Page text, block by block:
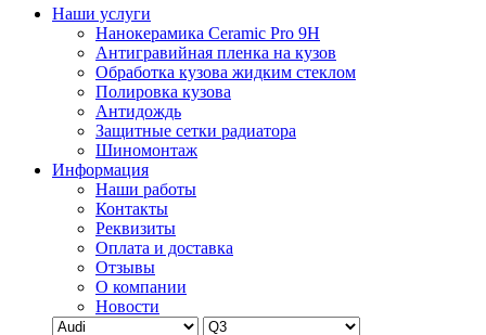
Наши услуги
Нанокерамика Ceramic Pro 9H
Антигравийная пленка на кузов
Обработка кузова жидким стеклом
Полировка кузова
Антидождь
Защитные сетки радиатора
Шиномонтаж
Информация
Наши работы
Контакты
Реквизиты
Оплата и доставка
Отзывы
О компании
Новости